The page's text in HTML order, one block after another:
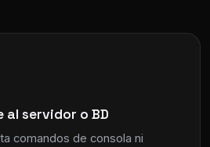
al servidor o BD
comandos de consola ni